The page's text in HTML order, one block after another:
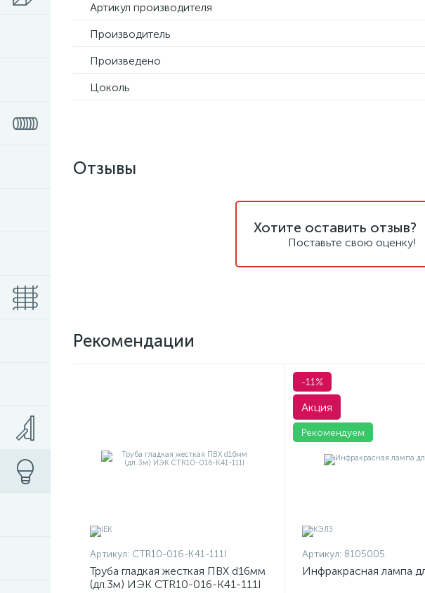
Артикул производителя
Производитель
Произведено
Цоколь
Отзывы
Хотите оставить отзыв?
Поставьте свою оценку!
Рекомендации
Артикул: CTR10-016-K41-111I
Труба гладкая жесткая ПВХ d16мм
(дл.3м) ИЭК CTR10-016-K41-111I
-11%
Акция
Рекомендуем
Артикул: 8105005
Инфракрасная лампа